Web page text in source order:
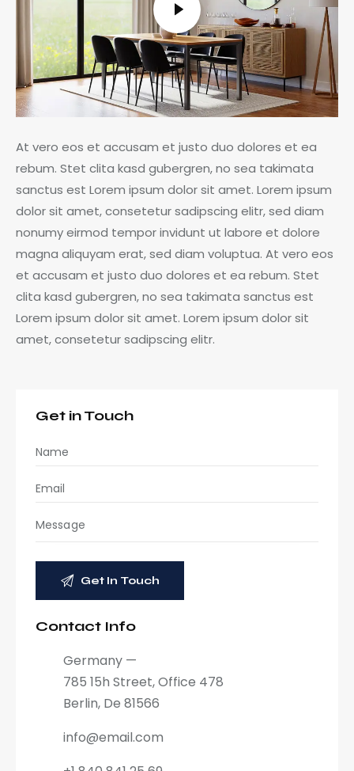
At vero eos et accusam et justo duo dolores et ea
rebum. Stet clita kasd gubergren, no sea takimata
sanctus est Lorem ipsum dolor sit amet. Lorem ipsum
dolor sit amet, consetetur sadipscing elitr, sed diam
nonumy eirmod tempor invidunt ut labore et dolore
magna aliquyam erat, sed diam voluptua. At vero eos
et accusam et justo duo dolores et ea rebum. Stet
clita kasd gubergren, no sea takimata sanctus est
Lorem ipsum dolor sit amet. Lorem ipsum dolor sit
amet, consetetur sadipscing elitr.
Get in Touch
Contact Info
Germany —
785 15h Street, Office 478
Berlin, De 81566
info@email.com